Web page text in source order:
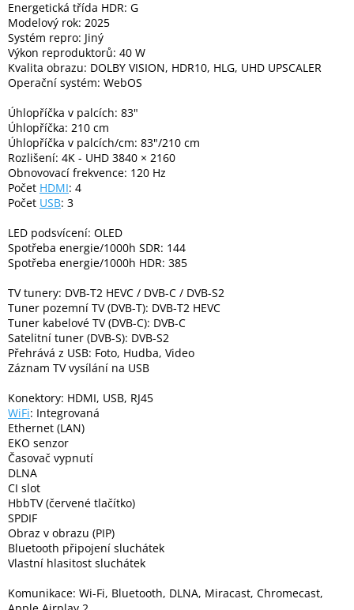
Friday
VÝPRODEJ
zboží
TONERY
A
CARTRIDGE
OEM
Sestavy
Inpraise
Kamerové
systémy
Doprodej
Přihlášení
Energetická třída HDR: G
Modelový rok: 2025
Systém repro: Jiný
Výkon reproduktorů: 40 W
Kvalita obrazu: DOLBY VISION, HDR10, HLG, UHD UPSCALER
Operační systém: WebOS
Úhlopříčka v palcích: 83"
Úhlopříčka: 210 cm
Úhlopříčka v palcích/cm: 83"/210 cm
Rozlišení: 4K - UHD 3840 × 2160
Obnovovací frekvence: 120 Hz
Počet HDMI: 4
Počet USB: 3
LED podsvícení: OLED
Spotřeba energie/1000h SDR: 144
Spotřeba energie/1000h HDR: 385
TV tunery: DVB-T2 HEVC / DVB-C / DVB-S2
Tuner pozemní TV (DVB-T): DVB-T2 HEVC
Tuner kabelové TV (DVB-C): DVB-C
Satelitní tuner (DVB-S): DVB-S2
Přehrává z USB: Foto, Hudba, Video
Záznam TV vysílání na USB
Konektory: HDMI, USB, RJ45
WiFi: Integrovaná
Ethernet (LAN)
EKO senzor
Časovač vypnutí
DLNA
CI slot
HbbTV (červené tlačítko)
SPDIF
Obraz v obrazu (PIP)
Bluetooth připojení sluchátek
Vlastní hlasitost sluchátek
Komunikace: Wi-Fi, Bluetooth, DLNA, Miracast, Chromecast,